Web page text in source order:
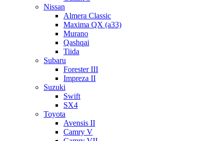
Nissan
Almera Classic
Maxima QX (a33)
Murano
Qashqai
Tiida
Subaru
Forester III
Impreza II
Suzuki
Swift
SX4
Toyota
Avensis II
Camry V